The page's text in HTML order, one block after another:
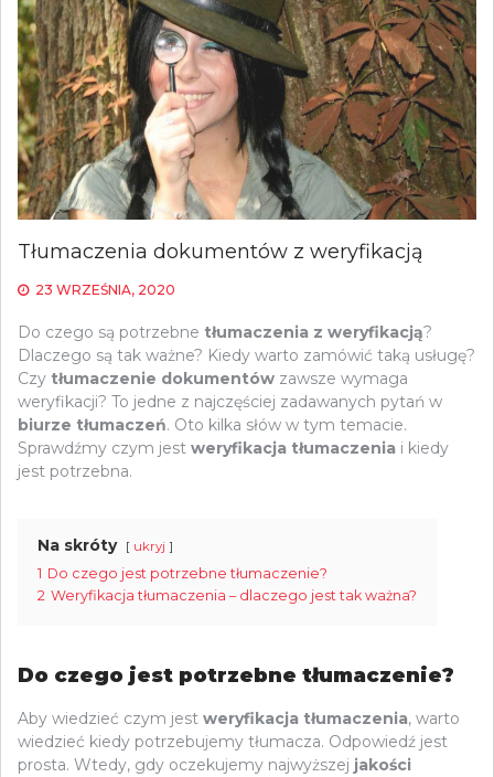
Tłumaczenia dokumentów z weryfikacją
23 WRZEŚNIA, 2020
Do czego są potrzebne tłumaczenia z weryfikacją?
Dlaczego są tak ważne? Kiedy warto zamówić taką usługę?
Czy tłumaczenie dokumentów zawsze wymaga
weryfikacji? To jedne z najczęściej zadawanych pytań w
biurze tłumaczeń. Oto kilka słów w tym temacie.
Sprawdźmy czym jest weryfikacja tłumaczenia i kiedy
jest potrzebna.
Na skróty ukryj
1 Do czego jest potrzebne tłumaczenie?
2 Weryfikacja tłumaczenia – dlaczego jest tak ważna?
Do czego jest potrzebne tłumaczenie?
Aby wiedzieć czym jest weryfikacja tłumaczenia, warto
wiedzieć kiedy potrzebujemy tłumacza. Odpowiedź jest
prosta. Wtedy, gdy oczekujemy najwyższej jakości